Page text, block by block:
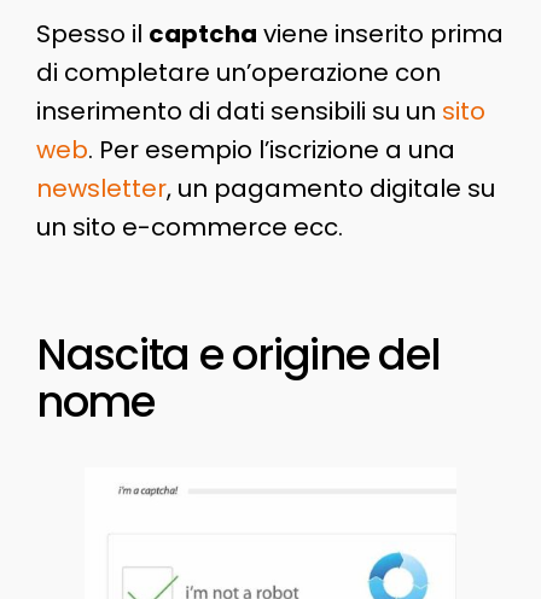
Spesso il captcha viene inserito prima
di completare un’operazione con
inserimento di dati sensibili su un sito
web. Per esempio l’iscrizione a una
newsletter, un pagamento digitale su
un sito e-commerce ecc.
Nascita e origine del
nome